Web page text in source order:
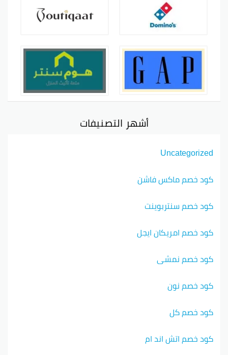
أشهر التصنيفات
Uncategorized
كود خصم ماكس فاشن
كود خصم سنتربوينت
كود خصم امريكان ايجل
كود خصم نمشي
كود خصم نون
كود خصم كل
كود خصم اتش اند ام